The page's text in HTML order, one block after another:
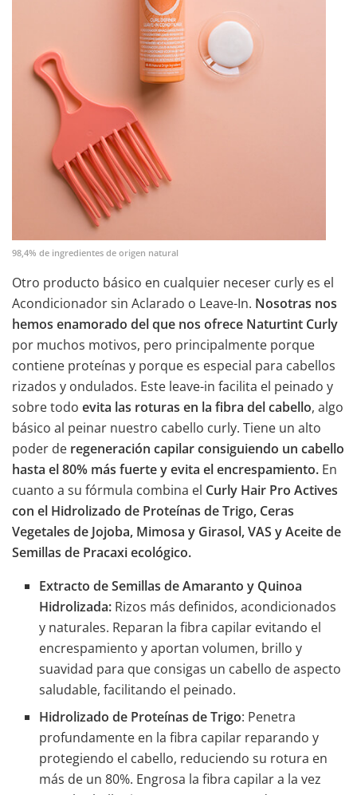
98,4% de ingredientes de origen natural
Otro producto básico en cualquier neceser curly es el
Acondicionador sin Aclarado o Leave-In. Nosotras nos
hemos enamorado del que nos ofrece Naturtint Curly
por muchos motivos, pero principalmente porque
contiene proteínas y porque es especial para cabellos
rizados y ondulados. Este leave-in facilita el peinado y
sobre todo evita las roturas en la fibra del cabello, algo
básico al peinar nuestro cabello curly. Tiene un alto
poder de regeneración capilarconsiguiendo un cabello
hasta el 80% más fuerte y evita el encrespamiento. En
cuanto a su fórmula combina el Curly Hair Pro Actives
con el Hidrolizado de Proteínas de Trigo, Ceras
Vegetales de Jojoba, Mimosa y Girasol, VAS y Aceite de
Semillas de Pracaxi ecológico.
Extracto de Semillas de Amaranto y Quinoa
Hidrolizada: Rizos más definidos, acondicionados
y naturales. Reparan la fibra capilar evitando el
encrespamiento y aportan volumen, brillo y
suavidad para que consigas un cabello de aspecto
saludable, facilitando el peinado.
Hidrolizado de Proteínas de Trigo: Penetra
profundamente en la fibra capilar reparando y
protegiendo el cabello, reduciendo su rotura en
más de un 80%. Engrosa la fibra capilar a la vez